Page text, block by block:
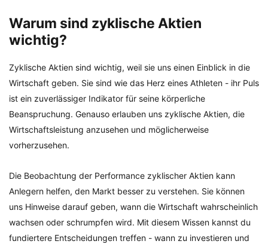
Warum sind zyklische Aktien
wichtig?
Zyklische Aktien sind wichtig, weil sie uns einen Einblick in die
Wirtschaft geben. Sie sind wie das Herz eines Athleten - ihr Puls
ist ein zuverlässiger Indikator für seine körperliche
Beanspruchung. Genauso erlauben uns zyklische Aktien, die
Wirtschaftsleistung anzusehen und möglicherweise
vorherzusehen.
Die Beobachtung der Performance zyklischer Aktien kann
Anlegern helfen, den Markt besser zu verstehen. Sie können
uns Hinweise darauf geben, wann die Wirtschaft wahrscheinlich
wachsen oder schrumpfen wird. Mit diesem Wissen kannst du
fundiertere Entscheidungen treffen - wann zu investieren und